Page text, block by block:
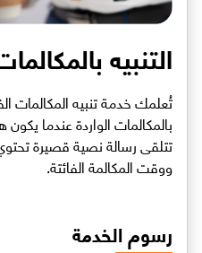
التنبيه
تُعلمك خدمة تنبيه المكالمات
بالمكالمات الواردة عندما
تتلقى رسالة نصية قصيرة
ووقت المكالمة الفائتة.
رسوم الخدمة